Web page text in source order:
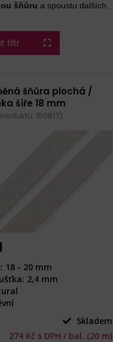
šňůru a spoustu dalších.
filtr
šňůra plochá /
šíře 18 mm
150817)
18 - 20 mm
2,4 mm
Skladem
274 Kč s DPH / bal. (20 m)